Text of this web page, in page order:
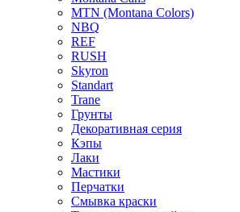
MTN (Montana Colors)
NBQ
REF
RUSH
Skyron
Standart
Trane
Грунты
Декоративная серия
Кэпы
Лаки
Мастики
Перчатки
Смывка краски